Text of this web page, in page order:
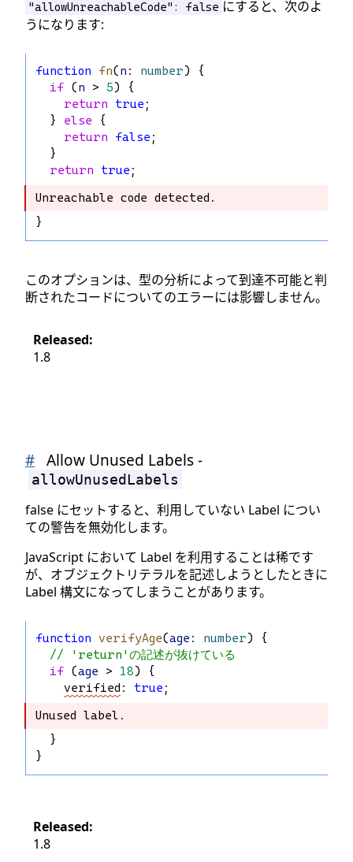
"allowUnreachableCode": false にすると、次のよ
うになります:
function fn(n : number) {
if (n > 5) {
return
true ;
  }
else {
return
false ;
  }
return
true ;
Unreachable code detected.
Unreachable code detected.
}
このオプションは、型の分析によって到達不可能と判
断されたコードについてのエラーには影響しません。
Released:
1.8
# Allow Unused Labels -
allowUnusedLabels
false にセットすると、利用していない Label につい
ての警告を無効化します。
JavaScript において Label を利用することは稀です
が、オブジェクトリテラルを記述しようとしたときに
Label 構文になってしまうことがあります。
function verifyAge(age : number) {
// 'return'の記述が抜けている
if (age > 18) {
verified : true ;
Unused label.
Unused label.
  }
}
Released:
1.8